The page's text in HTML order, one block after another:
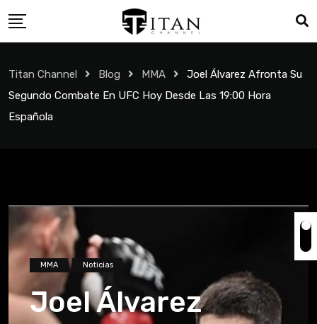
Titan Channel Blog MMA
Joel Álvarez Afronta Su
Segundo Combate En UFC Hoy Desde Las 19:00 Hora
Española
MMA Noticias
Joel Álvarez